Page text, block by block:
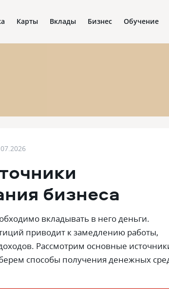
Карты Вклады Бизнес Обучение
бизнеса
вкладывать в него деньги.
приводит к замедлению работы,
Рассмотрим основные
способы получения денежных